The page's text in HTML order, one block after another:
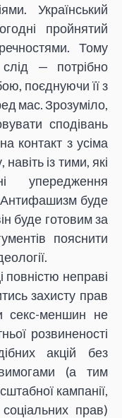
Український
пройнятий
Тому
— потрібно
поєднуючи її з
мас. Зрозуміло,
сподівань
контакт з усіма
із тими, які
упередження
Антифашизм буде
буде готовим за
пояснити
повністю неправі
захисту прав
секс-меншин не
розвиненості
акцій без
(а тим
кампанії,
прав)